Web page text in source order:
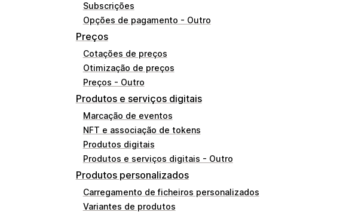
Subscrições
Opções de pagamento - Outro
Preços
Cotações de preços
Otimização de preços
Preços - Outro
Produtos e serviços digitais
Marcação de eventos
NFT e associação de tokens
Produtos digitais
Produtos e serviços digitais - Outro
Produtos personalizados
Carregamento de ficheiros personalizados
Variantes de produtos